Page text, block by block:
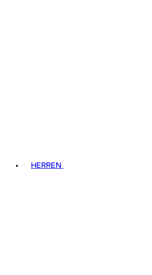
HERREN